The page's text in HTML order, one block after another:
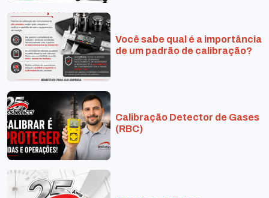
Você sabe qual é a importância
de um padrão de calibração?
Calibração Detector de Gases
(RBC)